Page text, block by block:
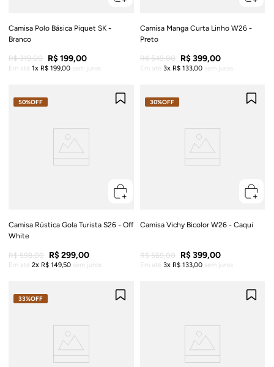
Camisa Polo Básica Piquet SK -
Branco
R$ 319,00 R$199,00
Em até 1 R$ 19900 sem juros
Camisa Manga Curta Linho W26 -
Preto
R$ 549,00 R$ 399,00
Em até 3 R$ 133,00sem juros
50%OFF
Camisa Rústica Gola Turista S26 - Off
White
R$ 598,00 R$299,00
Em até 2 R$ 149,50 sem juros
30%OFF
Camisa Vichy Bicolor W26 - Caqui
R$ 569,00 R$ 399,00
Em até 3 R$ 133,00sem juros
33%OFF